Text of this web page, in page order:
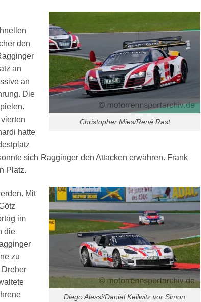
Christopher Mies/René Rast
den
an
an
Die
hatte
sich Ragginger den Attacken erwähren. Frank
Platz.
Diego Alessi/Daniel Keilwitz vor Simon
Mit
im
die
zu